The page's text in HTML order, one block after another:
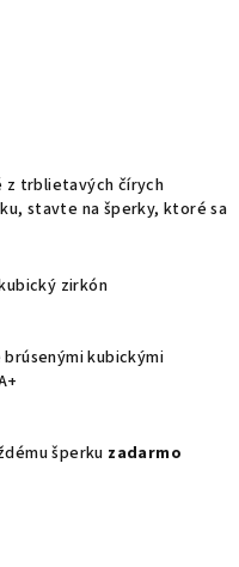
z trblietavých čírych
stavte na šperky, ktoré sa
zirkón
kubickými
šperku zadarmo